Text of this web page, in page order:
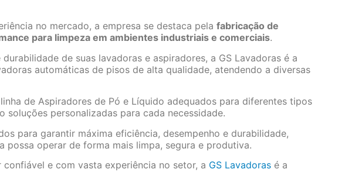
no mercado, a empresa se destaca pela fabricação de
para limpeza em ambientes industriais e comerciais.
de suas lavadoras e aspiradores, a GS Lavadoras é a
automáticas de pisos de alta qualidade, atendendo a diversas
de Aspiradores de Pó e Líquido adequados para diferentes tipos
soluções personalizadas para cada necessidade.
para garantir máxima eficiência, desempenho e durabilidade,
possa operar de forma mais limpa, segura e produtiva.
e com vasta experiência no setor, a GS Lavadoras é a